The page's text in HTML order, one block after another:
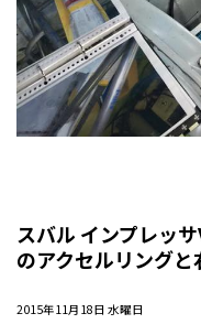
スバル インプレッ
のアクセルリング
2015年11月18日 水曜日